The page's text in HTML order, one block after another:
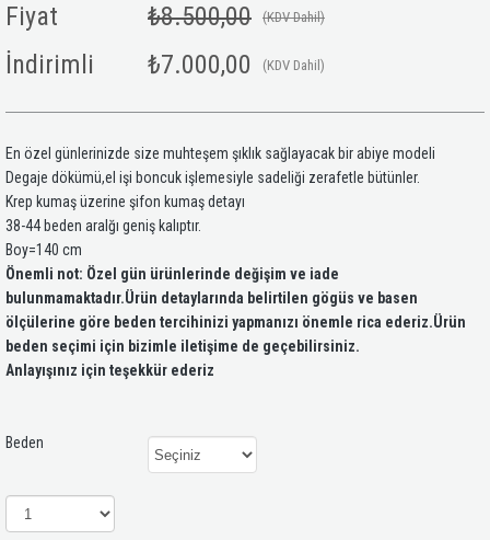
Fiyat ₺8.500,00 (KDV Dahil)
İndirimli ₺7.000,00 (KDV Dahil)
En özel günlerinizde size muhteşem şıklık sağlayacak bir abiye modeli
Degaje dökümü,el işi boncuk işlemesiyle sadeliği zerafetle bütünler.
Krep kumaş üzerine şifon kumaş detayı
38-44 beden aralğı geniş kalıptır.
Boy=140 cm
Önemli not: Özel gün ürünlerinde değişim ve iade
bulunmamaktadır.Ürün detaylarında belirtilen gögüs ve basen
ölçülerine göre beden tercihinizi yapmanızı önemle rica ederiz.Ürün
beden seçimi için bizimle iletişime de geçebilirsiniz.
Anlayışınız için teşekkür ederiz
Beden